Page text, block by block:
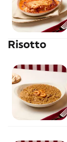
Risotto